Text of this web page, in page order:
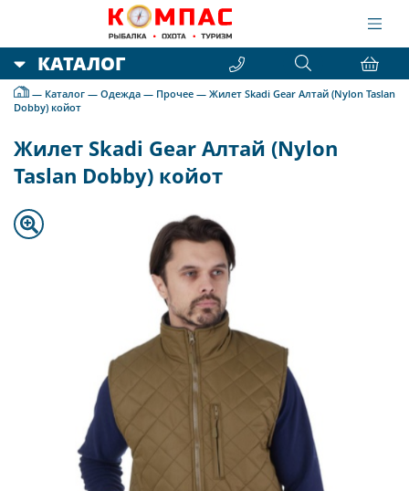
КАТАЛОГ
— Каталог — Одежда — Прочее — Жилет Skadi Gear Алтай (Nylon Taslan
Dobby) койот
Жилет Skadi Gear Алтай (Nylon
Taslan Dobby) койот